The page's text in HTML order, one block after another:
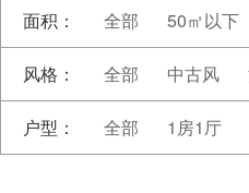
面积： 全部 50㎡以下
风格： 全部 中古风
户型： 全部 1房1厅